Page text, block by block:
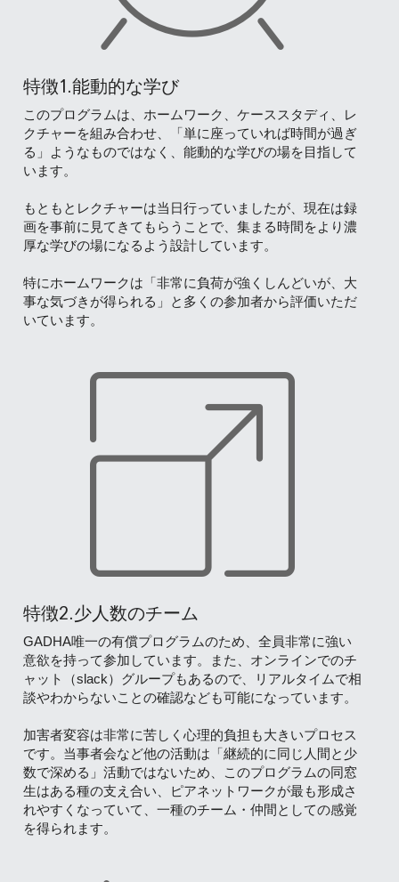
特徴1.能動的な学び
このプログラムは、ホームワーク、ケーススタディ、レ
クチャーを組み合わせ、「単に座っていれば時間が過ぎ
る」ようなものではなく、能動的な学びの場を目指して
います。
もともとレクチャーは当日行っていましたが、現在は録
画を事前に見てきてもらうことで、集まる時間をより濃
厚な学びの場になるよう設計しています。
特にホームワークは「非常に負荷が強くしんどいが、大
事な気づきが得られる」と多くの参加者から評価いただ
いています。
特徴2.少人数のチーム
GADHA唯一の有償プログラムのため、全員非常に強い
意欲を持って参加しています。また、オンラインでのチ
ャット（slack）グループもあるので、リアルタイムで相
談やわからないことの確認なども可能になっています。
加害者変容は非常に苦しく心理的負担も大きいプロセス
です。当事者会など他の活動は「継続的に同じ人間と少
数で深める」活動ではないため、このプログラムの同窓
生はある種の支え合い、ピアネットワークが最も形成さ
れやすくなっていて、一種のチーム・仲間としての感覚
を得られます。